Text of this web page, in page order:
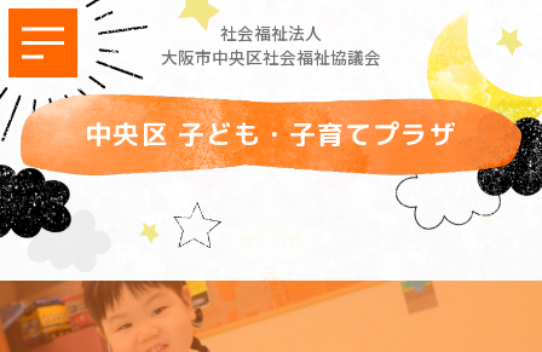
社会福祉法人
大阪市中央区社会福祉協議会
中央区 子ども・子育てプラザ